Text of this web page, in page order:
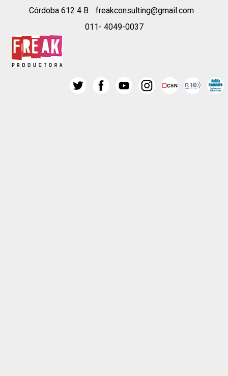
Córdoba 612 4 B
freakconsulting@gmail.com
011- 4049-0037